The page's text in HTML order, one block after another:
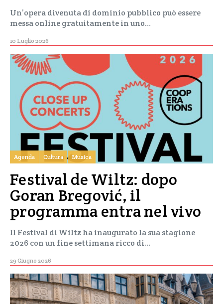
Un’opera divenuta di dominio pubblico può essere
messa online gratuitamente in uno…
10 Luglio 2026
Agenda Cultura Musica
Festival de Wiltz: dopo
Goran Bregović, il
programma entra nel vivo
Il Festival di Wiltz ha inaugurato la sua stagione
2026 con un fine settimana ricco di…
29 Giugno 2026